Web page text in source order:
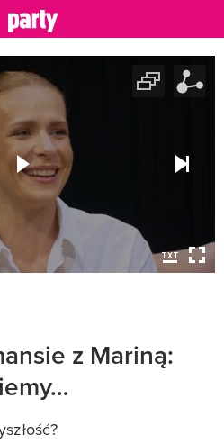
z Mariną: